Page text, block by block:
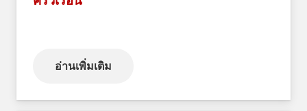
อ่านเพิ่มเติม